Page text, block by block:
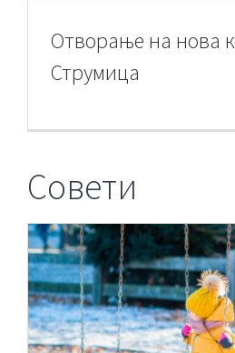
Отворање на нова
Струмица
Совети